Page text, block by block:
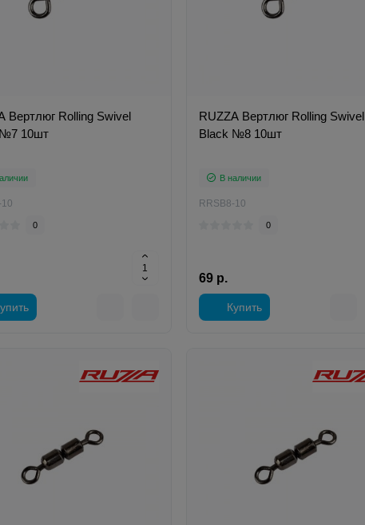
Вертлюг Rolling Swivel
10шт
0
RUZZA Вертлюг Rolling Swivel
Black №8 10шт
В наличии
RRSB8-10
0
69 р.
Купить